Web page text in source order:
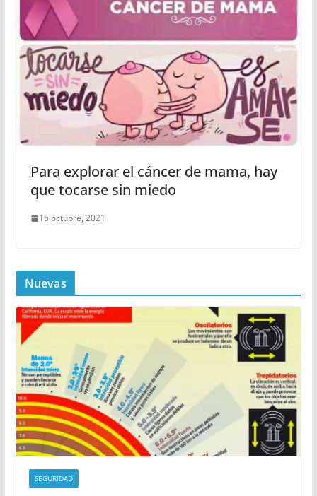
Para explorar el cáncer de mama, hay
que tocarse sin miedo
16 octubre, 2021
Nuevas
SEGURIDAD